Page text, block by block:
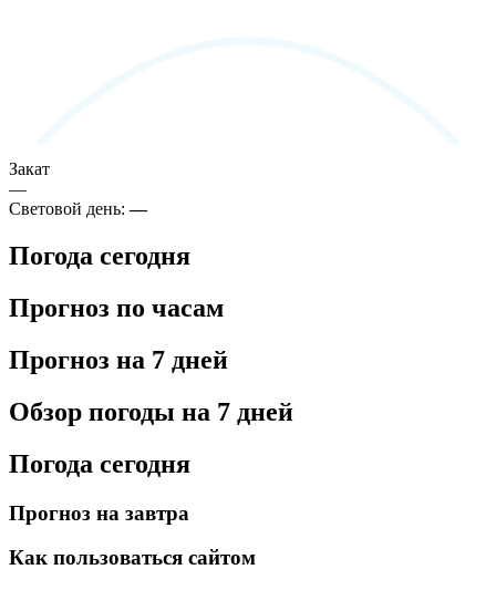
Закат
—
Световой день:—
Погода сегодня
Прогноз по часам
Прогноз на 7 дней
Обзор погоды на 7 дней
Погода сегодня
Прогноз на завтра
Как пользоваться сайтом